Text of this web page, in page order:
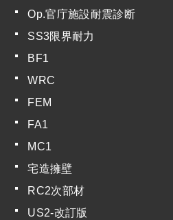
Op.官庁施設耐震診断
SS3限界耐力
BF1
WRC
FEM
FA1
MC1
宅造擁壁
RC2次部材
US2-改訂版